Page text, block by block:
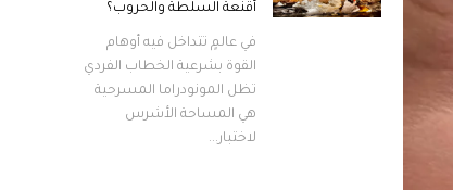
أقنعة السلطة والحروب؟
في عالمٍ تتداخل فيه أوهام
القوة بشرعية الخطاب الفردي
تظل المونودراما المسرحية
هي المساحة الأشرس
لاختبار...